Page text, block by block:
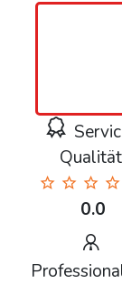
Qualität
0.0